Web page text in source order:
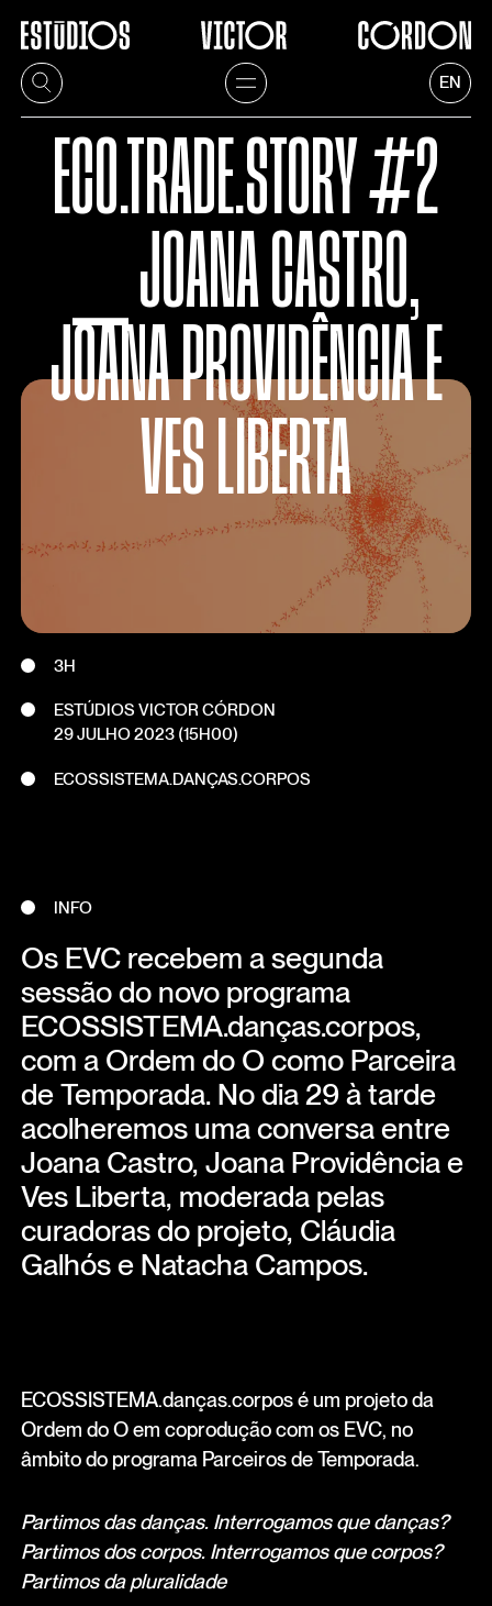
EN
ECO.TRADE.STORY #2
⎯ JOANA CASTRO,
JOANA PROVIDÊNCIA E
VES LIBERTA
3H
ESTÚDIOS VICTOR CÓRDON
29 JULHO 2023 (15H00)
ECOSSISTEMA.DANÇAS.CORPOS
INFO
Os EVC recebem a segunda
sessão do novo programa
ECOSSISTEMA.danças.corpos,
com a Ordem do O como Parceira
de Temporada. No dia 29 à tarde
acolheremos uma conversa entre
Joana Castro, Joana Providência e
Ves Liberta, moderada pelas
curadoras do projeto, Cláudia
Galhós e Natacha Campos.
ECOSSISTEMA.danças.corpos é um projeto da
Ordem do O em coprodução com os EVC, no
âmbito do programa Parceiros de Temporada.
Partimos das danças. Interrogamos que danças?
Partimos dos corpos. Interrogamos que corpos?
Partimos da pluralidade